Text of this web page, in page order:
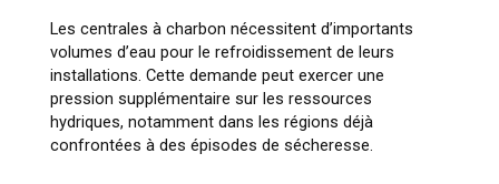
Les centrales à charbon nécessitent d’importants
volumes d’eau pour le refroidissement de leurs
installations. Cette demande peut exercer une
pression supplémentaire sur les ressources
hydriques, notamment dans les régions déjà
confrontées à des épisodes de sécheresse.